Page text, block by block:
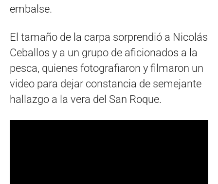
embalse.
El tamaño de la carpa sorprendió a Nicolás
Ceballos y a un grupo de aficionados a la
pesca, quienes fotografiaron y filmaron un
video para dejar constancia de semejante
hallazgo a la vera del San Roque.